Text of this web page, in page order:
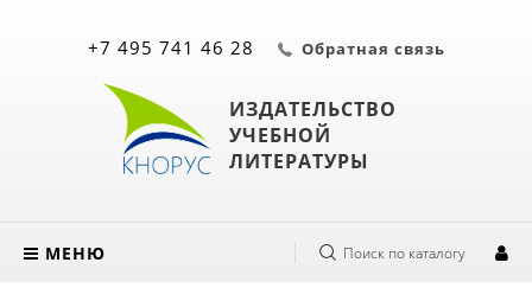
ИЗДАТЕЛЬСТВО
УЧЕБНОЙ
ЛИТЕРАТУРЫ
+7 495 741 46 28 Обратная связь
МЕНЮ Поиск по каталогу